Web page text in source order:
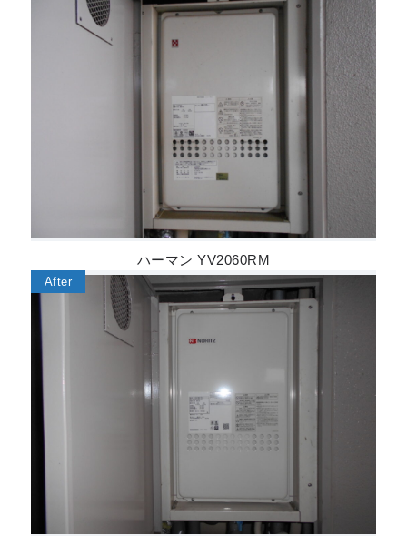
ハーマン YV2060RM